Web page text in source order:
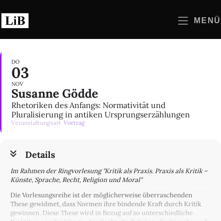
Inhalt
springen
MENÜ
DO
03
NOV
Susanne Gödde
Rhetoriken des Anfangs: Normativität und
Pluralisierung in antiken Ursprungserzählungen
Veranstaltungsart Vortrag
Details
Im Rahmen der Ringvorlesung "Kritik als Praxis. Praxis als Kritik –
Künste, Sprache, Recht, Religion und Moral"
Die Vorlesungsreihe ist der möglicherweise überraschenden
These gewidmet, dass Normen ihre bindende Kraft durch Kritik
gewinnen. Diese These wird in Bezug auf so unterschiedliche